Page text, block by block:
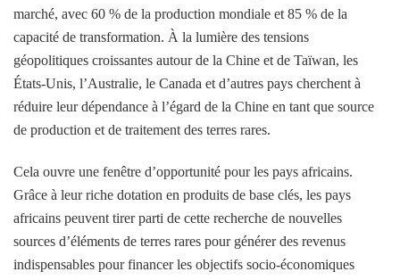
marché, avec 60 % de la production mondiale et 85 % de la
capacité de transformation. À la lumière des tensions
géopolitiques croissantes autour de la Chine et de Taïwan, les
États-Unis, l’Australie, le Canada et d’autres pays cherchent à
réduire leur dépendance à l’égard de la Chine en tant que source
de production et de traitement des terres rares.
Cela ouvre une fenêtre d’opportunité pour les pays africains.
Grâce à leur riche dotation en produits de base clés, les pays
africains peuvent tirer parti de cette recherche de nouvelles
sources d’éléments de terres rares pour générer des revenus
indispensables pour financer les objectifs socio-économiques